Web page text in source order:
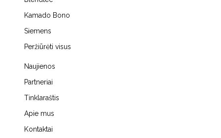
Kamado Bono
Siemens
Peržiūrėti visus
Naujienos
Partneriai
Tinklaraštis
Apie mus
Kontaktai